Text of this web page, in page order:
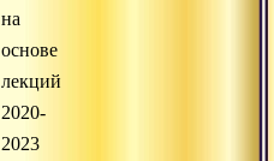
на
основе
лекций
2020-
2023